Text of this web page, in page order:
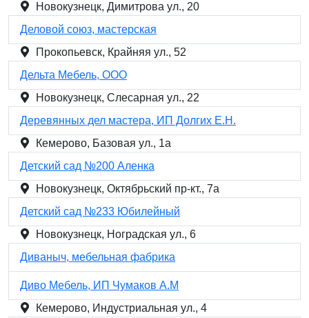
Новокузнецк, Димитрова ул., 20
Деловой союз, мастерская
Прокопьевск, Крайняя ул., 52
Дельта Мебель, ООО
Новокузнецк, Слесарная ул., 22
Деревянных дел мастера, ИП Долгих Е.Н.
Кемерово, Базовая ул., 1а
Детский сад №200 Аленка
Новокузнецк, Октябрьский пр-кт., 7а
Детский сад №233 Юбилейный
Новокузнецк, Ноградская ул., 6
Диваныч, мебельная фабрика
Диво Мебель, ИП Чумаков А.М
Кемерово, Индустриальная ул., 4